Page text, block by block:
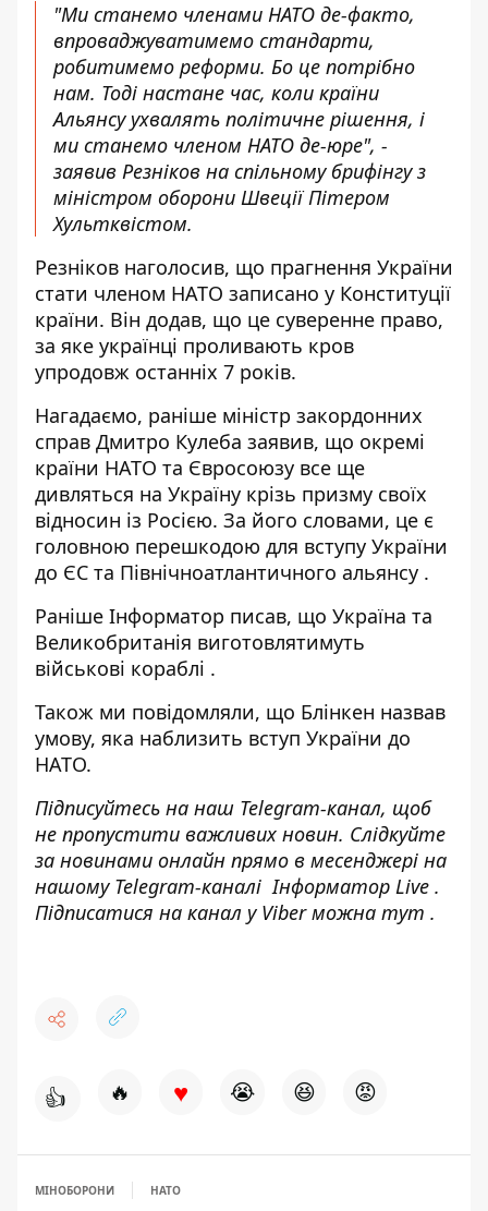
"Ми станемо членами НАТО де-факто,
впроваджуватимемо стандарти,
робитимемо реформи. Бо це потрібно
нам. Тоді настане час, коли країни
Альянсу ухвалять політичне рішення, і
ми станемо членом НАТО де-юре", -
заявив Резніков на спільному брифінгу з
міністром оборони Швеції Пітером
Хультквістом.
Резніков наголосив, що прагнення України
стати членом НАТО записано у Конституції
країни. Він додав, що це суверенне право,
за яке українці проливають кров
упродовж останніх 7 років.
Нагадаємо, раніше міністр закордонних
справ Дмитро Кулеба заявив, що окремі
країни НАТО та Євросоюзу все ще
дивляться на Україну крізь призму своїх
відносин із Росією. За його словами, це є
головною перешкодою для вступу України
до ЄС та Північноатлантичного альянсу .
Раніше Інформатор писав, що Україна та
Великобританія виготовлятимуть
військові кораблі .
Також ми повідомляли, що Блінкен назвав
умову, яка наблизить вступ України до
НАТО.
Підписуйтесь на наш Telegram-канал, щоб
не пропустити важливих новин. Слідкуйте
за новинами онлайн прямо в месенджері на
нашому Telegram-каналіІнформатор Live .
Підписатися на канал у Viber можна тут .
👍 🔥 ♥ 😭 😆 😡
МІНОБОРОНИ НАТО